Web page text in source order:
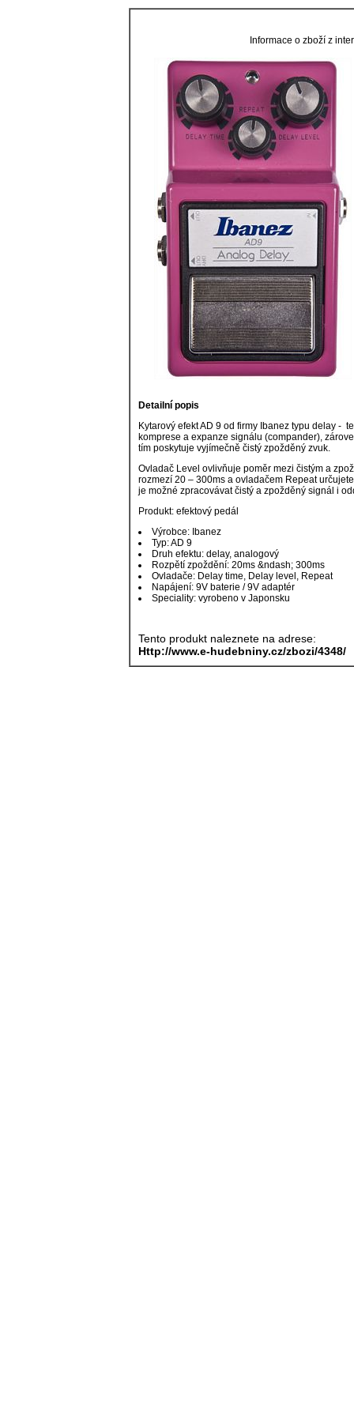
Informace o zboží z
Detailní popis
Kytarový efekt AD 9 od firmy Ibanez typu delay -
komprese a expanze signálu (compander),
tím poskytuje vyjímečně čistý zpožděný zvuk.
Ovladač Level ovlivňuje poměr mezi čistým a
rozmezí 20 – 300ms a ovladačem Repeat
je možné zpracovávat čistý a zpožděný signál i
Produkt: efektový pedál
Výrobce: Ibanez
Typ: AD 9
Druh efektu: delay, analogový
Rozpětí zpoždění: 20ms &ndash; 300ms
Ovladače: Delay time, Delay level, Repeat
Napájení: 9V baterie / 9V adaptér
Speciality: vyrobeno v Japonsku
Tento produkt naleznete na adrese:
Http://www.e-hudebniny.cz/zbozi/4348/